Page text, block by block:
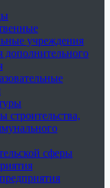
учреждения
дополнительного
строительства,
сферы